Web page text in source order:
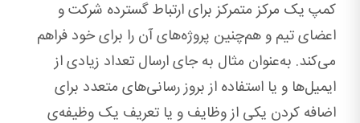
کمپ یک مرکز متمرکز برای ارتباط گسترده شرکت و
اعضای تیم و هم‌چنین پروژه‌های آن را برای خود فراهم
می‌کند. به‌عنوان مثال به ‌جای ارسال تعداد زیادی از
ایمیل‌ها و یا استفاده از بروز رسانی‌های متعدد برای
اضافه کردن یکی از وظایف و یا تعریف یک وظیفه‌ی